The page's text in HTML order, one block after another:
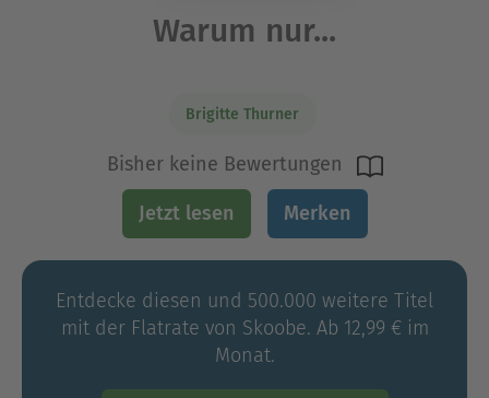
Warum nur...
Brigitte Thurner
Bisher keine Bewertungen
Jetzt lesen Merken
Entdecke diesen und 500.000 weitere Titel
mit der Flatrate von Skoobe. Ab 12,99 € im
Monat.